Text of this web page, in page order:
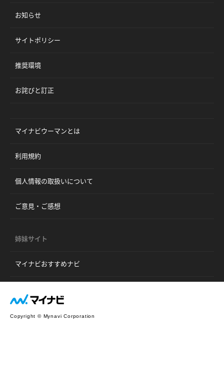
お知らせ
サイトポリシー
推奨環境
お詫びと訂正
マイナビウーマンとは
利用規約
個人情報の取扱いについて
ご意見・ご感想
姉妹サイト
マイナビおすすめナビ
Copyright © Mynavi Corporation